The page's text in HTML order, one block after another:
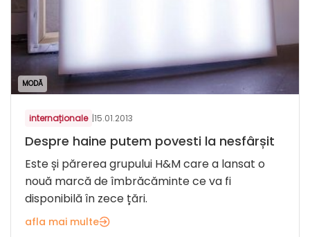
MODĂ
internaționale |15.01.2013
Despre haine putem povesti la nesfârșit
Este și părerea grupului H&M care a lansat o
nouă marcă de îmbrăcăminte ce va fi
disponibilă în zece țări.
afla mai multe